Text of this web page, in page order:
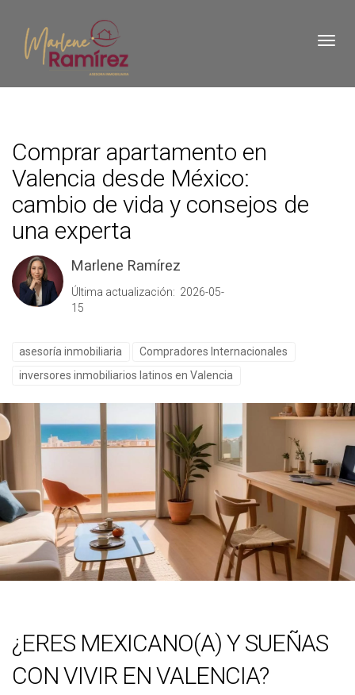
Comprar apartamento en
Valencia desde México:
cambio de vida y consejos de
una experta
Marlene Ramírez
Última actualización: 2026-05-
15
asesoría inmobiliaria
Compradores Internacionales
inversores inmobiliarios latinos en Valencia
¿ERES MEXICANO(A) Y SUEÑAS
CON VIVIR EN VALENCIA?